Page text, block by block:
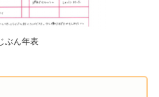
ぶん年表